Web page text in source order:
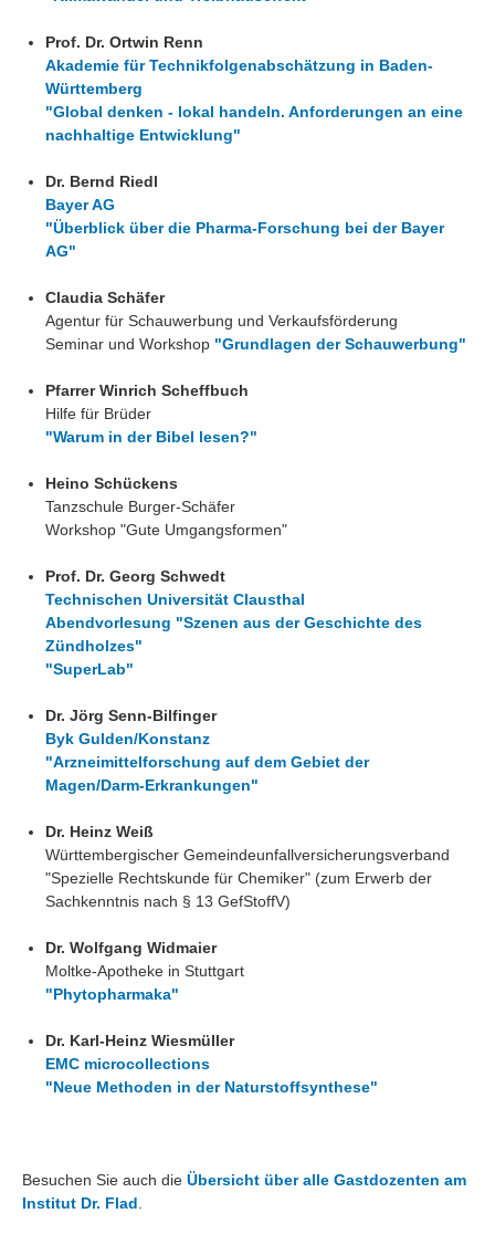
Prof. Dr. Ortwin Renn
Akademie für Technikfolgenabschätzung in Baden-
Württemberg
"Global denken - lokal handeln. Anforderungen an eine
nachhaltige Entwicklung"
Dr. Bernd Riedl
Bayer AG
"Überblick über die Pharma-Forschung bei der Bayer
AG"
Claudia Schäfer
Agentur für Schauwerbung und Verkaufsförderung
Seminar und Workshop "Grundlagen der Schauwerbung"
Pfarrer Winrich Scheffbuch
Hilfe für Brüder
"Warum in der Bibel lesen?"
Heino Schückens
Tanzschule Burger-Schäfer
Workshop "Gute Umgangsformen"
Prof. Dr. Georg Schwedt
Technischen Universität Clausthal
Abendvorlesung "Szenen aus der Geschichte des
Zündholzes"
"SuperLab"
Dr. Jörg Senn-Bilfinger
Byk Gulden/Konstanz
"Arzneimittelforschung auf dem Gebiet der
Magen/Darm-Erkrankungen"
Dr. Heinz Weiß
Württembergischer Gemeindeunfallversicherungsverband
"Spezielle Rechtskunde für Chemiker" (zum Erwerb der
Sachkenntnis nach § 13 GefStoffV)
Dr. Wolfgang Widmaier
Moltke-Apotheke in Stuttgart
"Phytopharmaka"
Dr. Karl-Heinz Wiesmüller
EMC microcollections
"Neue Methoden in der Naturstoffsynthese"
Besuchen Sie auch die Übersicht über alle Gastdozenten am
Institut Dr. Flad